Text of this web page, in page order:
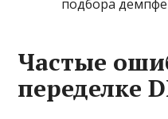
подбора
Частые
переделке